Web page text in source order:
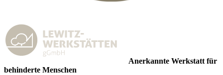
Anerkannte Werkstatt für
behinderte Menschen